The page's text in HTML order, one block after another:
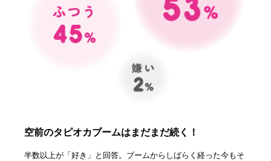
空前のタピオカブームはまだまだ続く！
半数以上が「好き」と回答。ブームからしばらく経った今もそ